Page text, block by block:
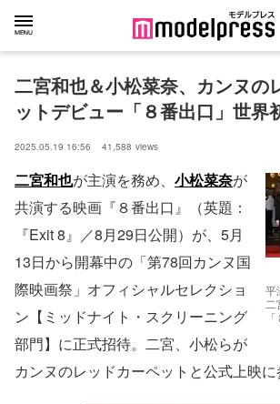
二宮和也＆小松菜奈、カンヌの
ットデビュー「８番出口」世界
2025.05.19 16:56 41,588 views
平
二宮和也が主演を務め、 小松菜奈が
共演する映画『８番出口』（英題：
『Exit 8』／8月29日公開）が、5月
13日から開幕中の「第78回カンヌ国
際映画祭」オフィシャルセレクショ
ン【ミッドナイト・スクリーニング
部門】に正式招待。二宮、小松らが
カンヌのレッドカーペットと公式上映に